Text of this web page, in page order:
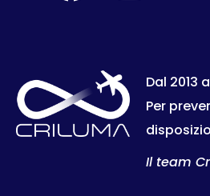
Dal
Per
Il team